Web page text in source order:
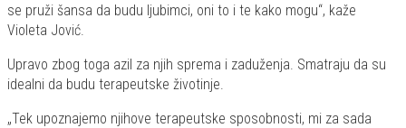
se pruži šansa da budu ljubimci, oni to i te kako mogu“, kaže
Violeta Jović.
Upravo zbog toga azil za njih sprema i zaduženja. Smatraju da su
idealni da budu terapeutske životinje.
„Tek upoznajemo njihove terapeutske sposobnosti, mi za sada